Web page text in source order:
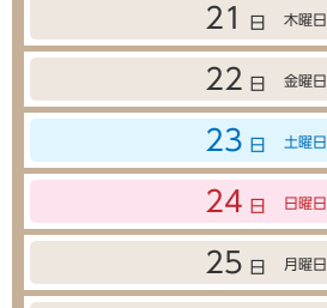
21 日 木曜日
22 日 金曜日
23 日 土曜日
24 日 日曜日
25 日 月曜日